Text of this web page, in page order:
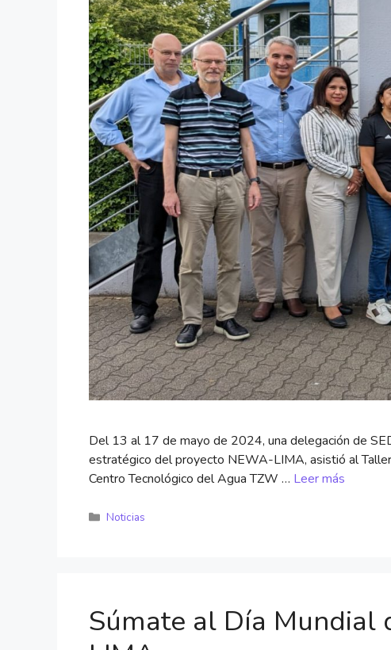
Del 13 al 17 de mayo de 2024, una delegación de
estratégico del proyecto NEWA-LIMA, asistió al
Centro Tecnológico del Agua TZW … Leer más
Noticias
Súmate al Día Mundial